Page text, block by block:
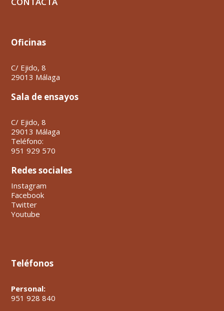
Oficinas
C/ Ejido, 8
29013 Málaga
Sala de ensayos
C/ Ejido, 8
29013 Málaga
Teléfono:
951 929 570
Redes sociales
Instagram
Facebook
Twitter
Youtube
Teléfonos
Personal:
951 928 840